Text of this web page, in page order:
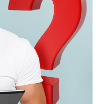
és miért jobb,